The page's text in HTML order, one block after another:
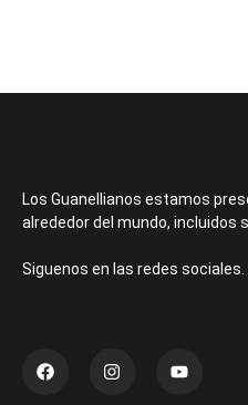
Los Guanellianos estamos
alrededor del mundo, incluidos
Siguenos en las redes sociales.